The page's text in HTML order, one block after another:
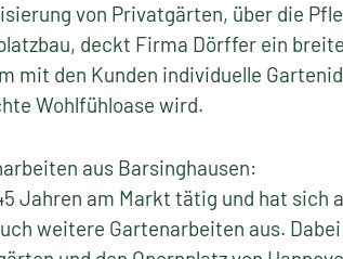
von Privatgärten, über die
deckt Firma Dörffer ein
mit den Kunden individuelle
Wohlfühloase wird.
aus Barsinghausen:
Jahren am Markt tätig und hat sich
weitere Gartenarbeiten aus.